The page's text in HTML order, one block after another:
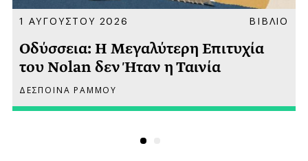
1 ΑΥΓΟΥΣΤΟΥ 2026 ΒΙΒΛΙΟ
Οδύσσεια: Η Μεγαλύτερη Επιτυχία
του Nolan δεν Ήταν η Ταινία
ΔΕΣΠΟΙΝΑ ΡΑΜΜΟΥ